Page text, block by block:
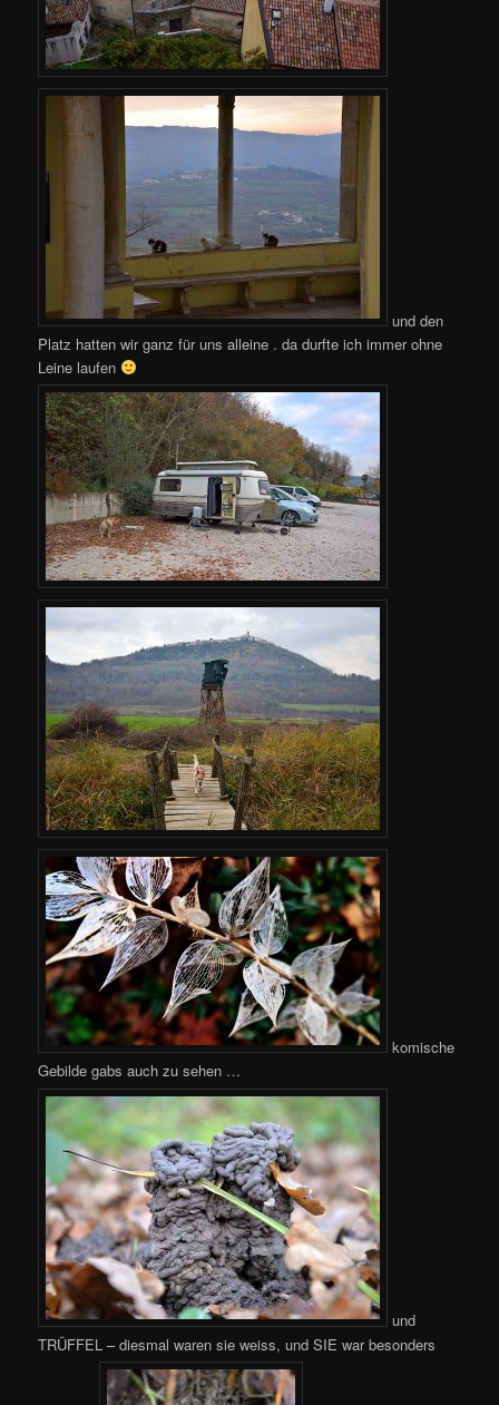
und den
Platz hatten wir ganz für uns alleine . da durfte ich immer ohne
Leine laufen
komische
Gebilde gabs auch zu sehen …
und
TRÜFFEL – diesmal waren sie weiss, und SIE war besonders